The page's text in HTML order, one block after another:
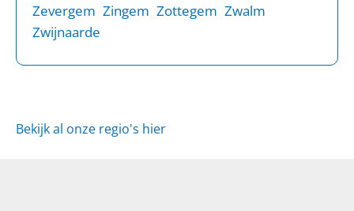
Zevergem Zingem Zottegem Zwalm
Zwijnaarde
Bekijk al onze regio's hier